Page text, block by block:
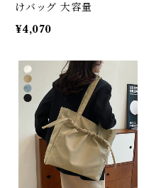
けバッグ 大容量
¥4,070